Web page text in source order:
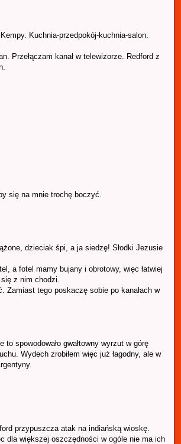
Kuchnia-przedpokój-kuchnia-salon.
Przełączam kanał w telewizorze. Redford z
się na mnie trochę boczyć.
dzieciak śpi, a ja siedzę! Słodki Jezusie
a fotel mamy bujany i obrotowy, więc łatwiej
z nim chodzi.
Zamiast tego poskaczę sobie po kanałach w
to spowodowało gwałtowny wyrzut w górę
Wydech zrobiłem więc już łagodny, ale w
przypuszcza atak na indiańską wioskę.
dla większej oszczędności w ogóle nie ma ich